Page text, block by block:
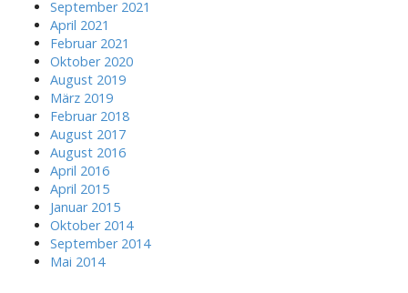
September 2021
April 2021
Februar 2021
Oktober 2020
August 2019
März 2019
Februar 2018
August 2017
August 2016
April 2016
April 2015
Januar 2015
Oktober 2014
September 2014
Mai 2014